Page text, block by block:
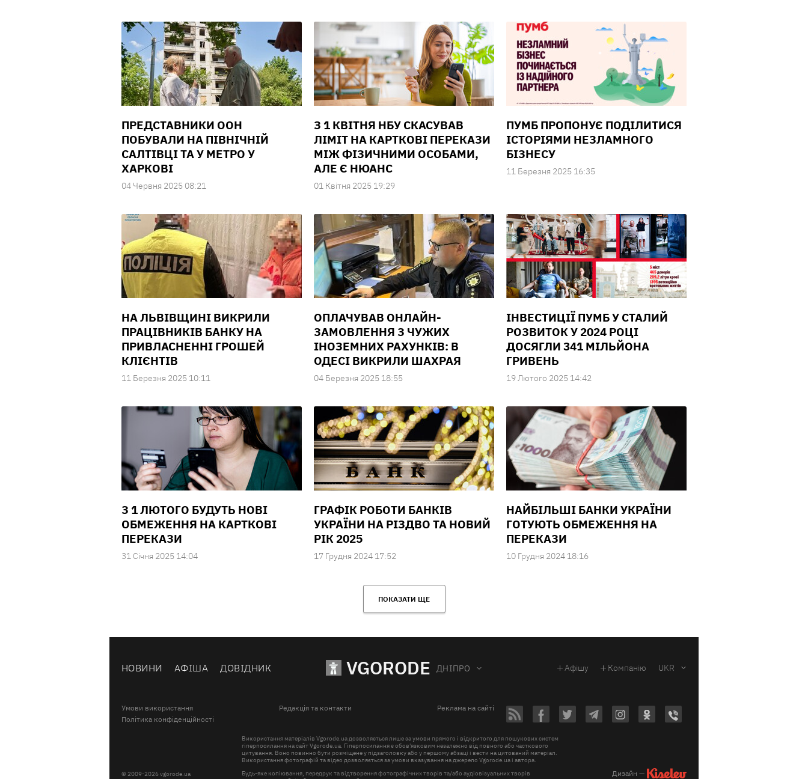
ПРЕДСТАВНИКИ ООН
ПОБУВАЛИ НА ПІВНІЧНІЙ
САЛТІВЦІ ТА У МЕТРО У
ХАРКОВІ
04 Червня 2025 08:21
З 1 КВІТНЯ НБУ СКАСУВАВ
ЛІМІТ НА КАРТКОВІ ПЕРЕКАЗИ
МІЖ ФІЗИЧНИМИ ОСОБАМИ,
АЛЕ Є НЮАНС
01 Квiтня 2025 19:29
ПУМБ ПРОПОНУЄ ПОДІЛИТИСЯ
ІСТОРІЯМИ НЕЗЛАМНОГО
БІЗНЕСУ
11 Березня 2025 16:35
НА ЛЬВІВЩИНІ ВИКРИЛИ
ПРАЦІВНИКІВ БАНКУ НА
ПРИВЛАСНЕННІ ГРОШЕЙ
КЛІЄНТІВ
11 Березня 2025 10:11
ОПЛАЧУВАВ ОНЛАЙН-
ЗАМОВЛЕННЯ З ЧУЖИХ
ІНОЗЕМНИХ РАХУНКІВ: В
ОДЕСІ ВИКРИЛИ ШАХРАЯ
04 Березня 2025 18:55
ІНВЕСТИЦІЇ ПУМБ У СТАЛИЙ
РОЗВИТОК У 2024 РОЦІ
ДОСЯГЛИ 341 МІЛЬЙОНА
ГРИВЕНЬ
19 Лютого 2025 14:42
З 1 ЛЮТОГО БУДУТЬ НОВІ
ОБМЕЖЕННЯ НА КАРТКОВІ
ПЕРЕКАЗИ
31 Сiчня 2025 14:04
ГРАФІК РОБОТИ БАНКІВ
УКРАЇНИ НА РІЗДВО ТА НОВИЙ
РІК 2025
17 Грудня 2024 17:52
НАЙБІЛЬШІ БАНКИ УКРАЇНИ
ГОТУЮТЬ ОБМЕЖЕННЯ НА
ПЕРЕКАЗИ
10 Грудня 2024 18:16
ПОКАЗАТИ ЩЕ
НОВИНИ АФІША ДОВІДНИК VGORODE ДНІПРО Афішу Компанію UKR
Умови використання Редакція та контакти
Реклама на сайті
Політика конфіденційності
© 2009-2026 vgorode.ua
Використання матеріалів Vgorode.ua дозволяється лише за умови прямого і відкритого для пошукових систем
гіперпосилання на сайт Vgorode.ua. Гіперпосилання є обов'язковим незалежно від повного або часткового
цитування. Воно повинно бути розміщене у підзаголовку або у першому абзаці і вести на цитований матеріал.
Використання фотографій та відео дозволяється за умови вказування на джерело Vgorode.ua і автора.
Будь-яке копіювання, передрук та відтворення фотографічних творів та/або аудіовізуальних творів
Дизайн —